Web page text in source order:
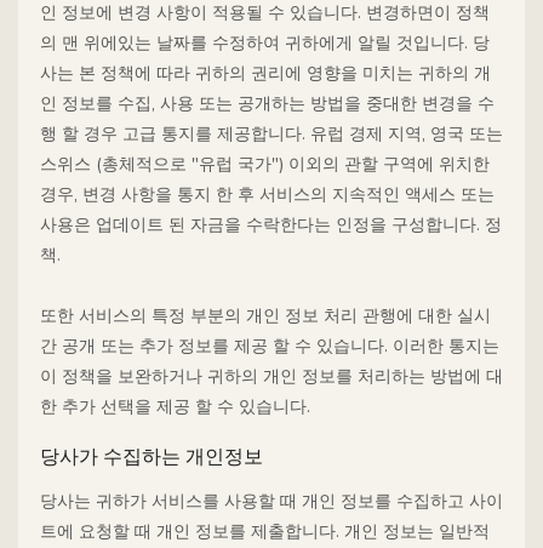
인 정보에 변경 사항이 적용될 수 있습니다. 변경하면이 정책
의 맨 위에있는 날짜를 수정하여 귀하에게 알릴 것입니다. 당
사는 본 정책에 따라 귀하의 권리에 영향을 미치는 귀하의 개
인 정보를 수집, 사용 또는 공개하는 방법을 중대한 변경을 수
행 할 경우 고급 통지를 제공합니다. 유럽 ​​경제 지역, 영국 또는
스위스 (총체적으로 "유럽 국가") 이외의 관할 구역에 위치한
경우, 변경 사항을 통지 한 후 서비스의 지속적인 액세스 또는
사용은 업데이트 된 자금을 수락한다는 인정을 구성합니다. 정
책.
또한 서비스의 특정 부분의 개인 정보 처리 관행에 대한 실시
간 공개 또는 추가 정보를 제공 할 수 있습니다. 이러한 통지는
이 정책을 보완하거나 귀하의 개인 정보를 처리하는 방법에 대
한 추가 선택을 제공 할 수 있습니다.
당사가 수집하는 개인정보
당사는 귀하가 서비스를 사용할 때 개인 정보를 수집하고 사이
트에 요청할 때 개인 정보를 제출합니다. 개인 정보는 일반적